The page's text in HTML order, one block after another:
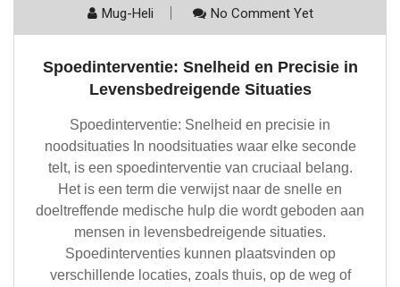
Mug-Heli No Comment Yet
Spoedinterventie: Snelheid en Precisie in
Levensbedreigende Situaties
Spoedinterventie: Snelheid en precisie in
noodsituaties In noodsituaties waar elke seconde
telt, is een spoedinterventie van cruciaal belang.
Het is een term die verwijst naar de snelle en
doeltreffende medische hulp die wordt geboden aan
mensen in levensbedreigende situaties.
Spoedinterventies kunnen plaatsvinden op
verschillende locaties, zoals thuis, op de weg of